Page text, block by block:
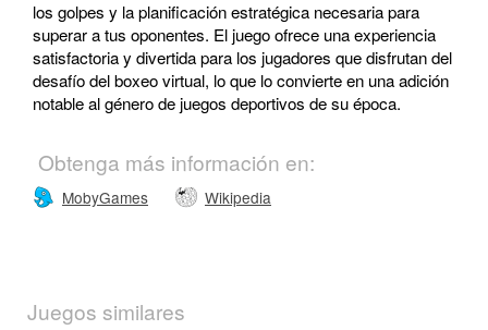
los golpes y la planificación estratégica necesaria para
superar a tus oponentes. El juego ofrece una experiencia
satisfactoria y divertida para los jugadores que disfrutan del
desafío del boxeo virtual, lo que lo convierte en una adición
notable al género de juegos deportivos de su época.
Obtenga más información en:
MobyGames Wikipedia
Juegos similares